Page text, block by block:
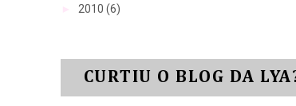
2010 (6)
CURTIU O BLOG DA